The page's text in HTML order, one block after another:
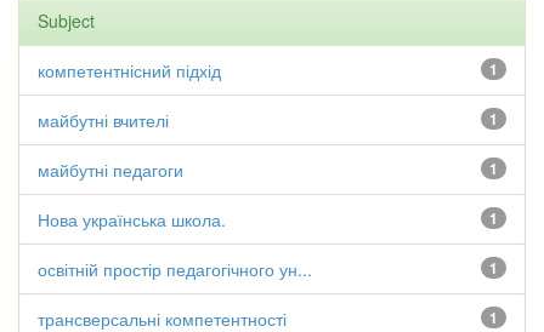
Subject
1
компетентнісний підхід
1
майбутні вчителі
1
майбутні педагоги
1
Нова українська школа.
1
освітній простір педагогічного ун...
1
трансверсальні компетентності